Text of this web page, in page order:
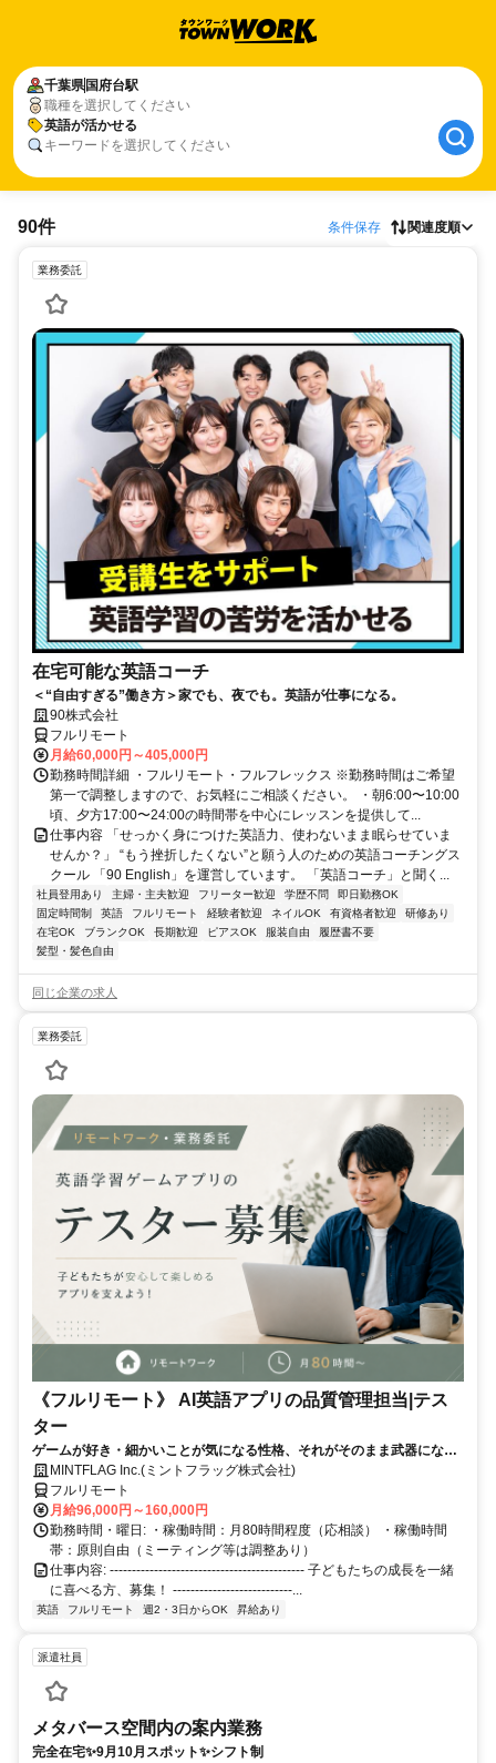
千葉県 国府台駅
職種を選択してください
英語が活かせる
キーワードを選択してください
90件 条件保存 関連度順
業務委託
在宅可能な英語コーチ
＜“自由すぎる”働き方＞家でも、夜でも。英語が仕事になる。
90株式会社
フルリモート
月給60,000円～405,000円
勤務時間詳細 ・フルリモート・フルフレックス ※勤務時間はご希望
第一で調整しますので、お気軽にご相談ください。 ・朝6:00〜10:00
頃、夕方17:00〜24:00の時間帯を中心にレッスンを提供して...
仕事内容 「せっかく身につけた英語力、使わないまま眠らせていま
せんか？」 “もう挫折したくない”と願う人のための英語コーチングス
クール 「90 English」を運営しています。 「英語コーチ」と聞く...
社員登用あり 主婦・主夫歓迎 フリーター歓迎 学歴不問
即日勤務OK
固定時間制
英語 フルリモート 経験者歓迎 ネイルOK 有資格者歓迎
研修あり
在宅OK
ブランクOK 長期歓迎 ピアスOK 服装自由
履歴書不要
髪型・髪色自由
同じ企業の求人
業務委託
《フルリモート》 AI英語アプリの品質管理担当|テス
ター
ゲームが好き・細かいことが気になる性格、それがそのまま武器になる
仕事です！
MINTFLAG Inc.(ミントフラッグ株式会社)
フルリモート
月給96,000円～160,000円
勤務時間・曜日: ・稼働時間：月80時間程度（応相談） ・稼働時間
帯：原則自由（ミーティング等は調整あり）
仕事内容: -------------------------------------------- 子どもたちの成長を一緒
に喜べる方、募集！ ---------------------------...
英語 フルリモート 週2・3日からOK 昇給あり
派遣社員
メタバース空間内の案内業務
完全在宅✨9月10月スポット✨シフト制